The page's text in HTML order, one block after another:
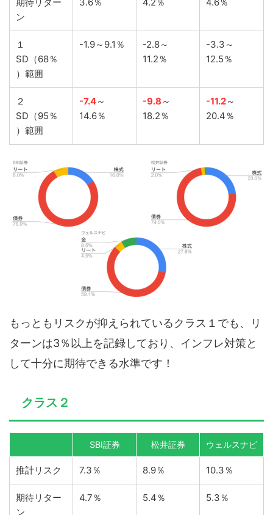
ン
１
SD（68％
）範囲
-1.9～9.1％
-2.8～
11.2％
-3.3～
12.5％
２
SD（95％
）範囲
-7.4～
14.6％
-9.8 ～
18.2％
-11.2～
20.4％
もっともリスクが抑えられているクラス１でも、リ
ターンは3％以上を記録しており、インフレ対策と
して十分に期待できる水準です！
クラス２
SBI証券 松井証券 ウェルスナビ
推計リスク 7.3％ 8.9％ 10.3％
期待リター
ン
4.7％ 5.4％ 5.3％